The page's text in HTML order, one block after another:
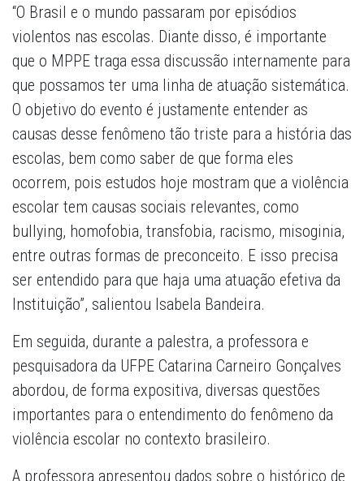
“O Brasil e o mundo passaram por episódios
violentos nas escolas. Diante disso, é importante
que o MPPE traga essa discussão internamente para
que possamos ter uma linha de atuação sistemática.
O objetivo do evento é justamente entender as
causas desse fenômeno tão triste para a história das
escolas, bem como saber de que forma eles
ocorrem, pois estudos hoje mostram que a violência
escolar tem causas sociais relevantes, como
bullying, homofobia, transfobia, racismo, misoginia,
entre outras formas de preconceito. E isso precisa
ser entendido para que haja uma atuação efetiva da
Instituição”, salientou Isabela Bandeira.
Em seguida, durante a palestra, a professora e
pesquisadora da UFPE Catarina Carneiro Gonçalves
abordou, de forma expositiva, diversas questões
importantes para o entendimento do fenômeno da
violência escolar no contexto brasileiro.
A professora apresentou dados sobre o histórico de